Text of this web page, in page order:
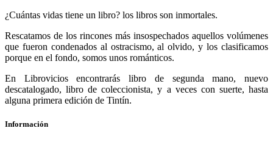
¿Cuántas vidas tiene un libro? los libros son inmortales.
Rescatamos de los rincones más insospechados aquellos volúmenes
que fueron condenados al ostracismo, al olvido, y los clasificamos
porque en el fondo, somos unos románticos.
En Librovicios encontrarás libro de segunda mano, nuevo
descatalogado, libro de coleccionista, y a veces con suerte, hasta
alguna primera edición de Tintín.
Información